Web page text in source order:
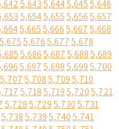
5,6435,6445,6455,646
5,6545,6555,6565,657
5,6655,6665,6675,668
5,6755,6765,6775,678
5,6865,6875,6885,689
5,6975,6985,6995,700
5,7075,7085,7095,710
5,7185,7195,7205,721
5,7285,7295,7305,731
5,7385,7395,7405,741